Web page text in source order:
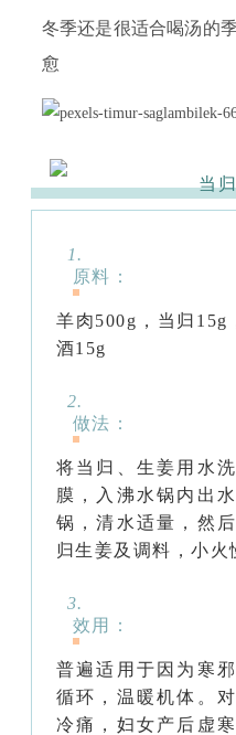
冬季还是很适合喝汤的
愈
当
1.
原料：
羊肉500g，当归15g
酒15g
2.
做法：
将当归、生姜用水
膜，入沸水锅内出
锅，清水适量，然
归生姜及调料，小火
3.
效用：
普遍适用于因为寒
循环，温暖机体。
冷痛，妇女产后虚